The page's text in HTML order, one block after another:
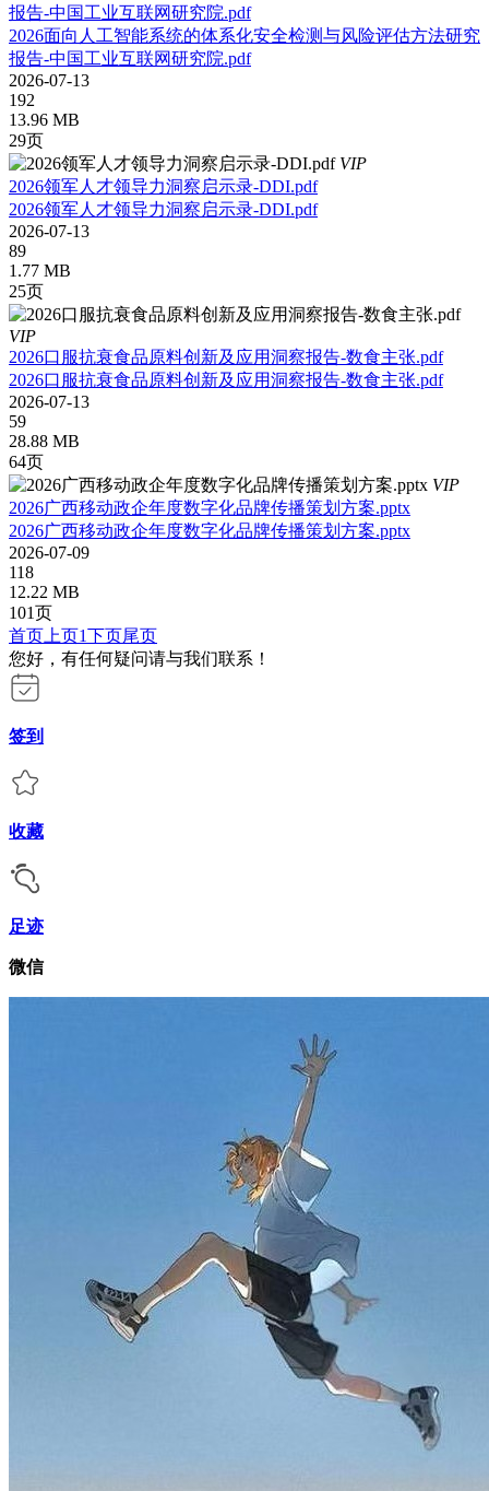
报告-中国工业互联网研究院.pdf
2026面向人工智能系统的体系化安全检测与风险评估方法研究
报告-中国工业互联网研究院.pdf
2026-07-13
192
13.96 MB
29页
VIP
2026领军人才领导力洞察启示录-DDI.pdf
2026领军人才领导力洞察启示录-DDI.pdf
2026-07-13
89
1.77 MB
25页
VIP
2026口服抗衰食品原料创新及应用洞察报告-数食主张.pdf
2026口服抗衰食品原料创新及应用洞察报告-数食主张.pdf
2026-07-13
59
28.88 MB
64页
VIP
2026广西移动政企年度数字化品牌传播策划方案.pptx
2026广西移动政企年度数字化品牌传播策划方案.pptx
2026-07-09
118
12.22 MB
101页
首页 上页1下页尾页
您好，有任何疑问请与我们联系！
签到
收藏
足迹
微信